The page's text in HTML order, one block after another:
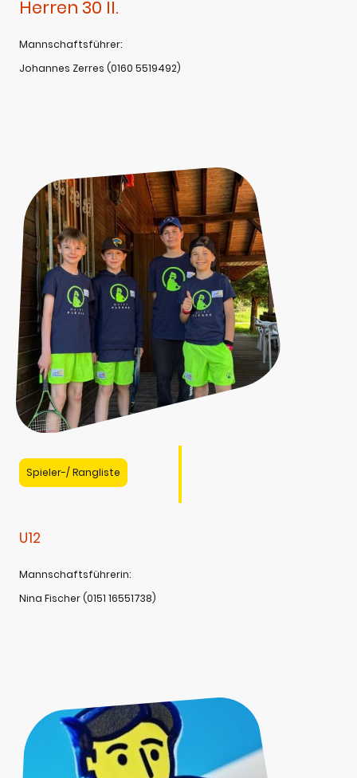
Herren 30 II.
Mannschaftsführer:
Johannes Zerres (0160 5519492)
Spieler-/ Rangliste
U12
Mannschaftsführerin:
Nina Fischer (0151 16551738)